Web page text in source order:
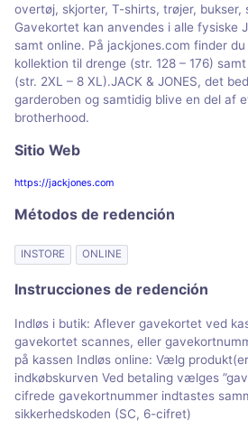
overtøj, skjorter, T-shirts, trøjer, bukser,
Gavekortet kan anvendes i alle fysiske
samt online. På jackjones.com finder du
kollektion til drenge (str. 128 – 176)
(str. 2XL – 8 XL).JACK & JONES, det
garderoben og samtidig blive en del af
brotherhood.
Sitio Web
https://jackjones.com
Métodos de redención
INSTORE ONLINE
Instrucciones de redención
Indløs i butik: Aflever gavekortet ved
gavekortet scannes, eller
på kassen Indløs online: Vælg
indkøbskurven Ved betaling vælges
cifrede gavekortnummer indtastes
sikkerhedskoden (SC, 6-cifret)